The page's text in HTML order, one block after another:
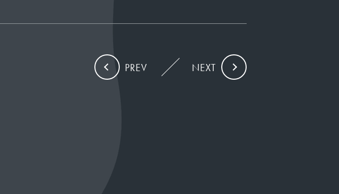
PREV NEXT